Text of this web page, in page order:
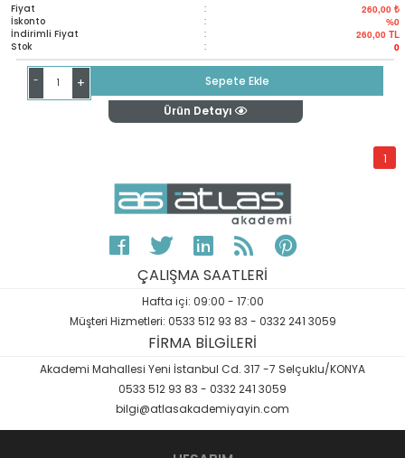
Fiyat : 260,00 ₺
İskonto : %0
İndirimli Fiyat : 260,00 TL
Stok : 0
- +
Sepete Ekle
Ürün Detayı
1
ÇALIŞMA SAATLERİ
Hafta içi: 09:00 - 17:00
Müşteri Hizmetleri: 0533 512 93 83 - 0332 241 3059
FİRMA BİLGİLERİ
Akademi Mahallesi Yeni İstanbul Cd. 317 -7 Selçuklu/KONYA
0533 512 93 83 - 0332 241 3059
bilgi@atlasakademiyayin.com